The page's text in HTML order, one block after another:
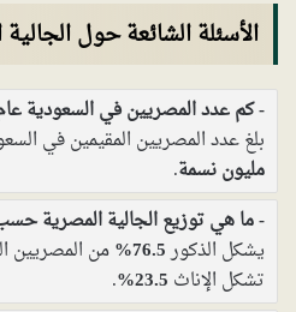
الأسئلة الشائعة حول
كم عدد المصريين في السعودية عام
بلغ عدد المصريين المقيمين في السعودية
مليون نسمة.
ما هي توزيع الجالية المصرية
يشكل الذكور76.5%
من المصريين
تشكل الإناث 23.5%
.